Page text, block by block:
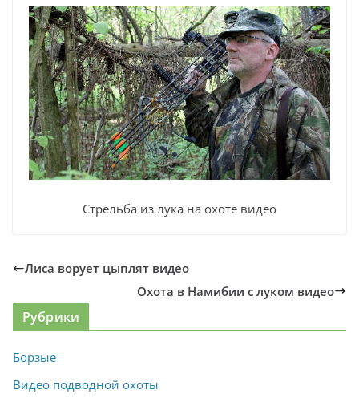
Стрельба из лука на охоте видео
Лиса ворует цыплят видео
Охота в Намибии с луком видео
Рубрики
Борзые
Видео подводной охоты